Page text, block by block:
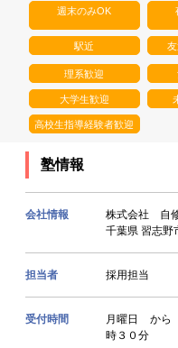
週末のみOK
駅近
理系歓迎
大学生歓迎
高校生指導経験者歓迎
塾情報
会社情報
株式会社 自
千葉県 習志野
担当者 採用担当
受付時間
月曜日 から
時３０分